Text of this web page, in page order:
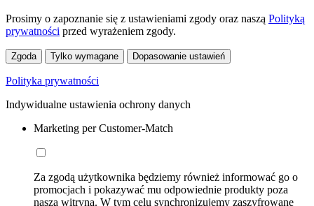
Prosimy o zapoznanie się z ustawieniami zgody oraz naszą Polityką
prywatności przed wyrażeniem zgody.
Zgoda Tylko wymagane Dopasowanie ustawień
Polityka prywatności
Indywidualne ustawienia ochrony danych
Marketing per Customer-Match
Za zgodą użytkownika będziemy również informować go o
promocjach i pokazywać mu odpowiednie produkty poza
naszą witryną. W tym celu synchronizujemy zaszyfrowane